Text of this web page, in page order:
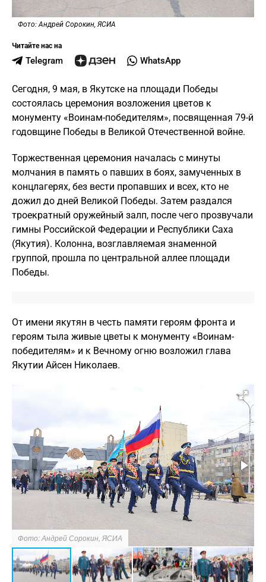
Фото: Андрей Сорокин, ЯСИА
Читайте нас на
Telegram WhatsApp
Сегодня, 9 мая, в Якутске на площади Победы
состоялась церемония возложения цветов к
монументу «Воинам-победителям», посвященная 79-й
годовщине Победы в Великой Отечественной войне.
Торжественная церемония началась с минуты
молчания в память о павших в боях, замученных в
концлагерях, без вести пропавших и всех, кто не
дожил до дней Великой Победы. Затем раздался
троекратный оружейный залп, после чего прозвучали
гимны Российской Федерации и Республики Саха
(Якутия). Колонна, возглавляемая знаменной
группой, прошла по центральной аллее площади
Победы.
От имени якутян в честь памяти героям фронта и
героям тыла живые цветы к монументу «Воинам-
победителям» и к Вечному огню возложил глава
Якутии Айсен Николаев.
Фото: Андрей Сорокин, ЯСИА